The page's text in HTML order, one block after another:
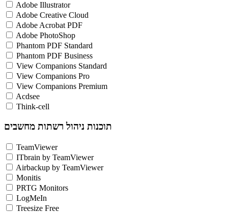
Adobe Illustrator
Adobe Creative Cloud
Adobe Acrobat PDF
Adobe PhotoShop
Phantom PDF Standard
Phantom PDF Business
View Companions Standard
View Companions Pro
View Companions Premium
Acdsee
Think-cell
תוכנות ניהול רשתות מחשבים
TeamViewer
ITbrain by TeamViewer
Airbackup by TeamViewer
Monitis
PRTG Monitors
LogMeIn
Treesize Free